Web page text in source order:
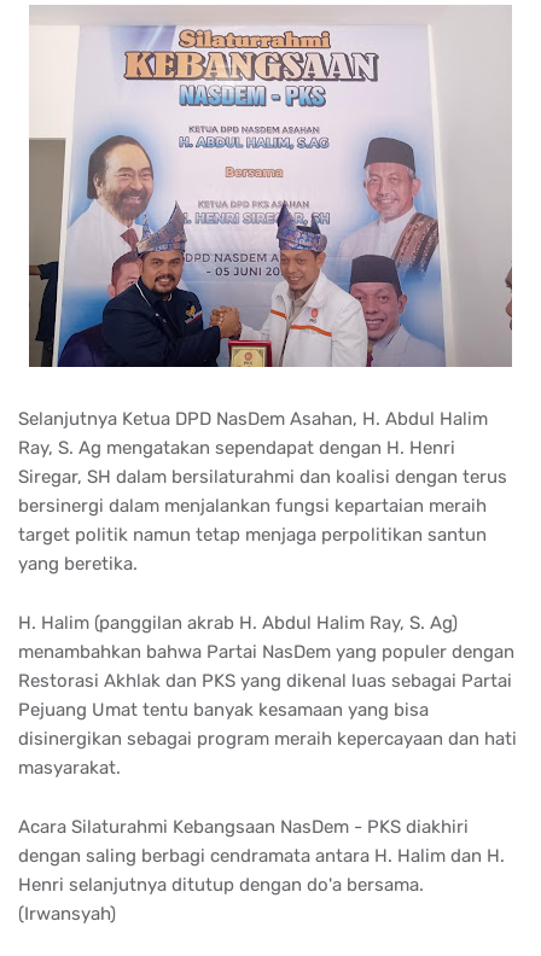
Selanjutnya Ketua DPD NasDem Asahan, H. Abdul Halim
Ray, S. Ag mengatakan sependapat dengan H. Henri
Siregar, SH dalam bersilaturahmi dan koalisi dengan terus
bersinergi dalam menjalankan fungsi kepartaian meraih
target politik namun tetap menjaga perpolitikan santun
yang beretika.
H. Halim (panggilan akrab H. Abdul Halim Ray, S. Ag)
menambahkan bahwa Partai NasDem yang populer dengan
Restorasi Akhlak dan PKS yang dikenal luas sebagai Partai
Pejuang Umat tentu banyak kesamaan yang bisa
disinergikan sebagai program meraih kepercayaan dan hati
masyarakat.
Acara Silaturahmi Kebangsaan NasDem - PKS diakhiri
dengan saling berbagi cendramata antara H. Halim dan H.
Henri selanjutnya ditutup dengan do'a bersama.
(Irwansyah)